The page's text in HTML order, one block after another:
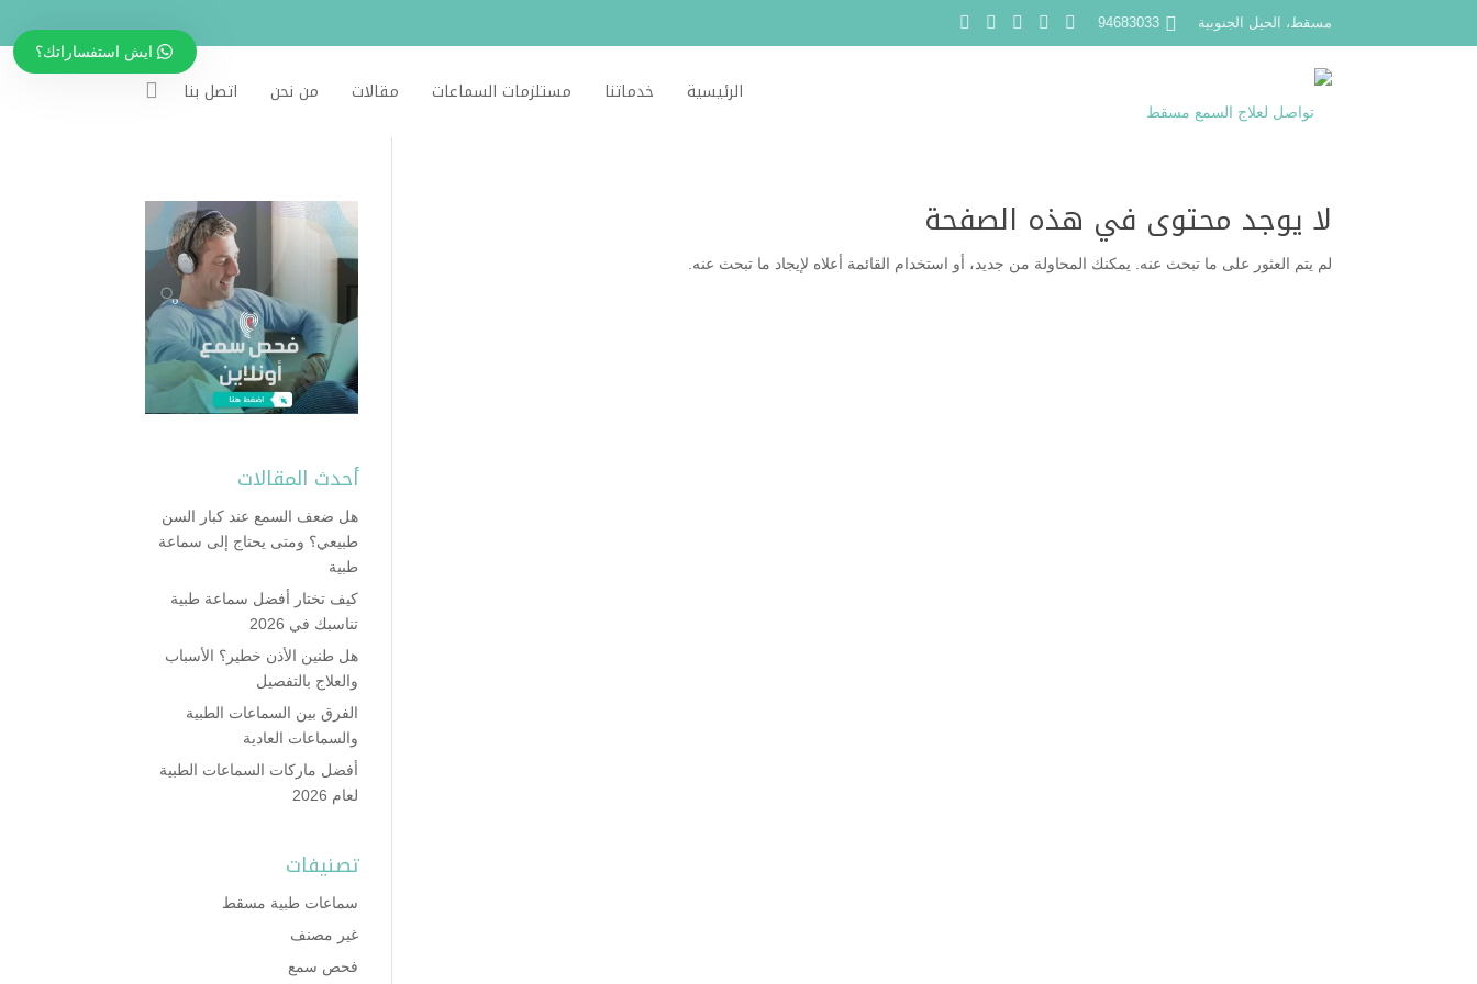
مسقط، الحيل الجنوبية 94683033
الرئيسية خدماتنا مستلزمات السماعات مقالات من نحن اتصل بنا
لا يوجد محتوى في هذه الصفحة
لم يتم العثور على ما تبحث عنه. يمكنك المحاولة من جديد، أو استخدام القائمة أعلاه لإيجاد ما تبحث عنه.
أحدث المقالات
هل ضعف السمع عند كبار السن
طبيعي؟ ومتى يحتاج إلى سماعة
طبية
كيف تختار أفضل سماعة طبية
تناسبك في 2026
هل طنين الأذن خطير؟ الأسباب
والعلاج بالتفصيل
الفرق بين السماعات الطبية
والسماعات العادية
أفضل ماركات السماعات الطبية
لعام 2026
تصنيفات
سماعات طبية مسقط
غير مصنف
فحص سمع
ايش استفساراتك؟